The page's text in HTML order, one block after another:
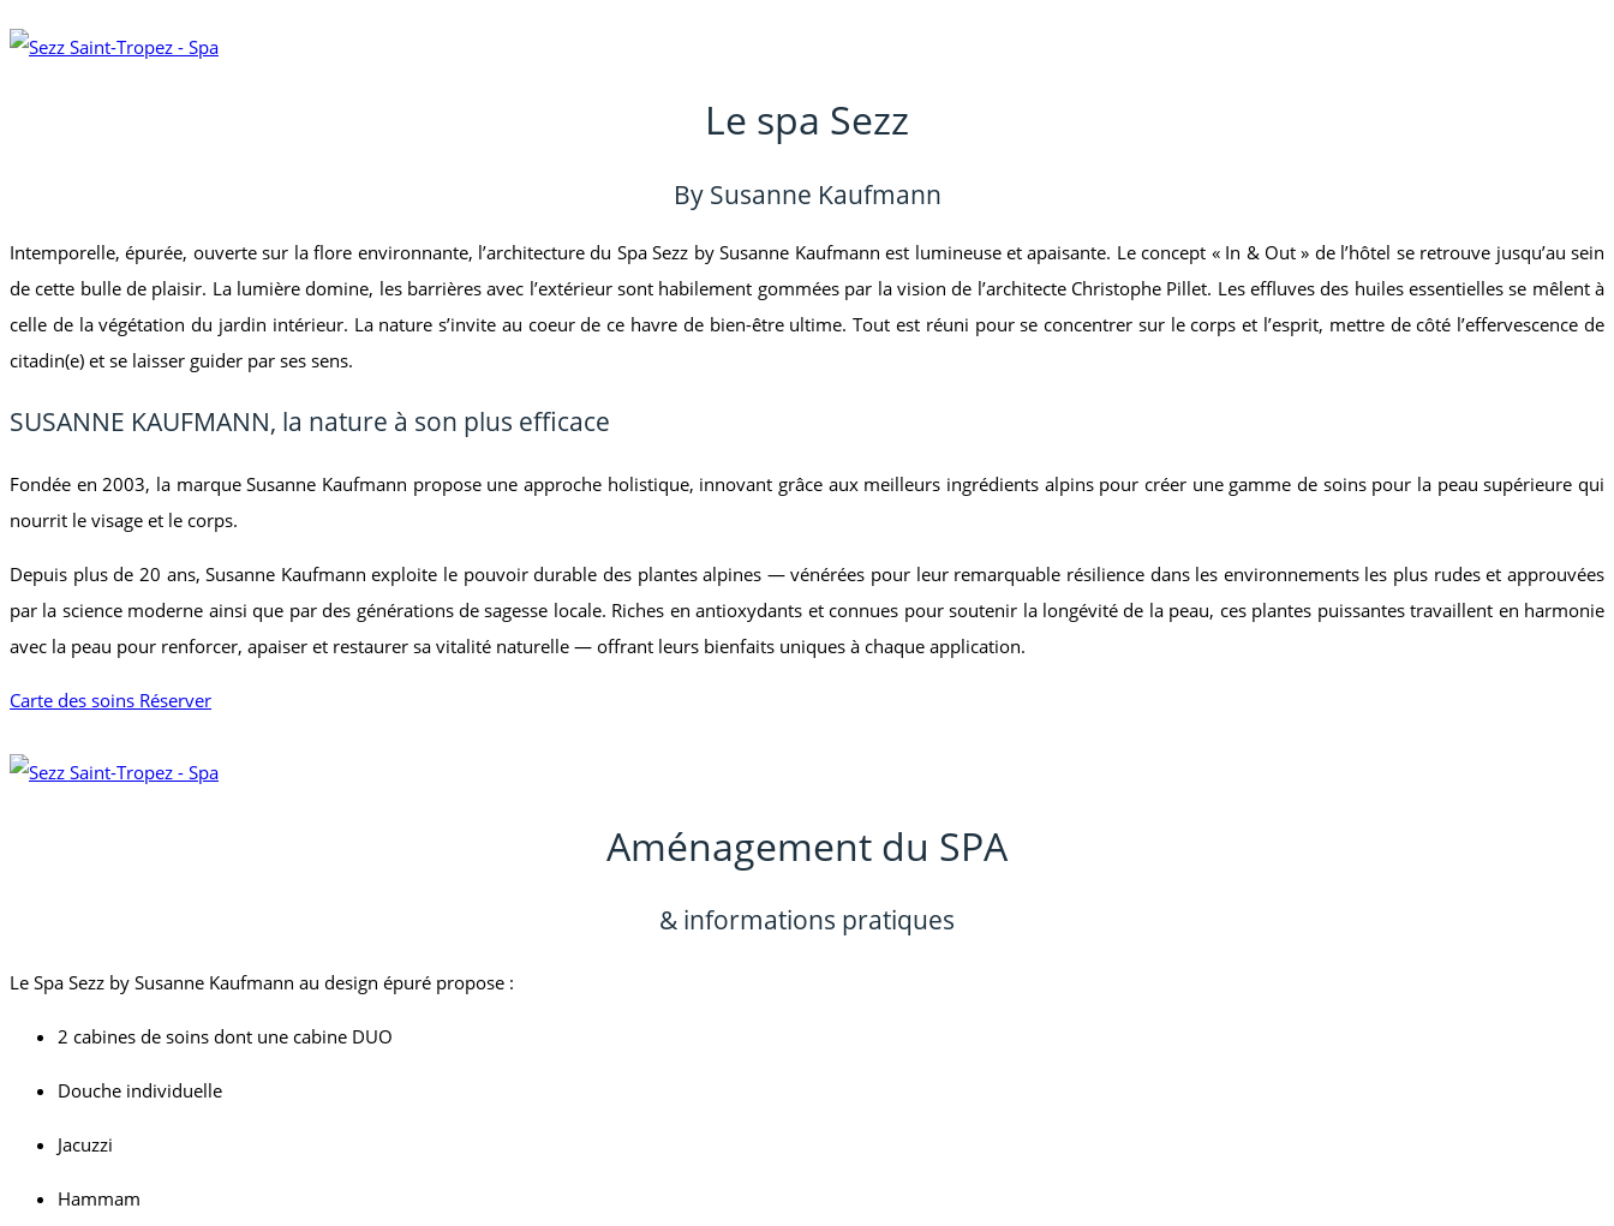
Le spa Sezz
By Susanne Kaufmann
Intemporelle, épurée, ouverte sur la flore environnante, l’architecture du Spa Sezz by Susanne Kaufmann est lumineuse et apaisante. Le concept « In & Out » de l’hôtel se retrouve jusqu’au sein
de cette bulle de plaisir. La lumière domine, les barrières avec l’extérieur sont habilement gommées par la vision de l’architecte Christophe Pillet. Les effluves des huiles essentielles se mêlent à
celle de la végétation du jardin intérieur. La nature s’invite au coeur de ce havre de bien-être ultime. Tout est réuni pour se concentrer sur le corps et l’esprit, mettre de côté l’effervescence de
citadin(e) et se laisser guider par ses sens.
SUSANNE KAUFMANN, la nature à son plus efficace
Fondée en 2003, la marque Susanne Kaufmann propose une approche holistique, innovant grâce aux meilleurs ingrédients alpins pour créer une gamme de soins pour la peau supérieure qui
nourrit le visage et le corps.
Depuis plus de 20 ans, Susanne Kaufmann exploite le pouvoir durable des plantes alpines — vénérées pour leur remarquable résilience dans les environnements les plus rudes et approuvées
par la science moderne ainsi que par des générations de sagesse locale. Riches en antioxydants et connues pour soutenir la longévité de la peau, ces plantes puissantes travaillent en harmonie
avec la peau pour renforcer, apaiser et restaurer sa vitalité naturelle — offrant leurs bienfaits uniques à chaque application.
Carte des soins Réserver
Aménagement du SPA
& informations pratiques
Le Spa Sezz by Susanne Kaufmann au design épuré propose :
2 cabines de soins dont une cabine DUO
Douche individuelle
Jacuzzi
Hammam